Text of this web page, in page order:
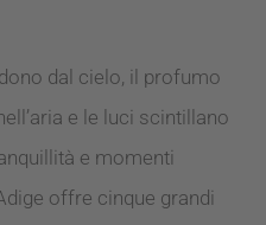
dal cielo, il profumo
e le luci scintillano
e momenti
offre cinque grandi